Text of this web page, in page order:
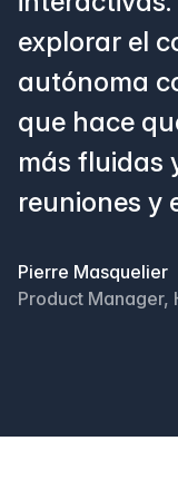
explorar el
autónoma
que hace
más fluidas
reuniones y
Pierre Masquelier
Product Manager,